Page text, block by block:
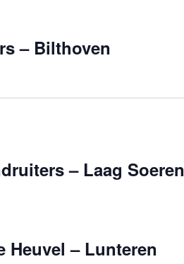
– Bilthoven
– Laag Soeren
Heuvel – Lunteren